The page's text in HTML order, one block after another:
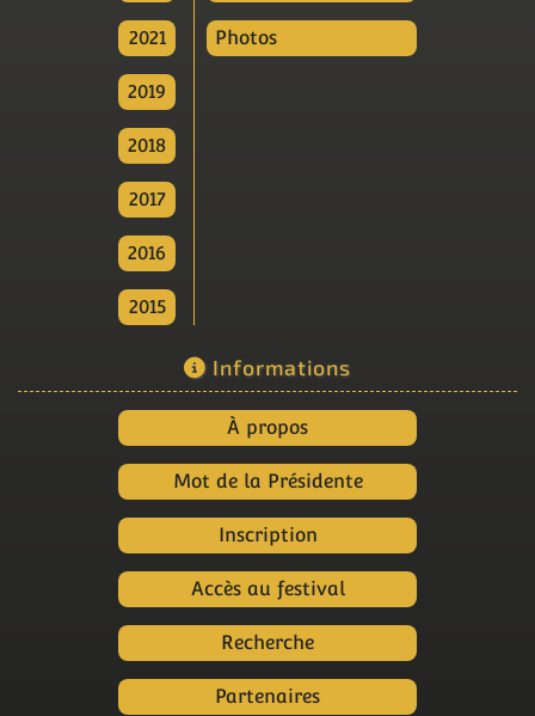
2021
2019
2018
2017
2016
2015
Photos
Informations
À propos
Mot de la Présidente
Inscription
Accès au festival
Recherche
Partenaires